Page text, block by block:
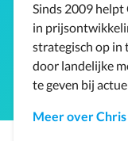
Sinds 2009
in
strategisch op in
door landelijke
te geven bij
Meer over Chris